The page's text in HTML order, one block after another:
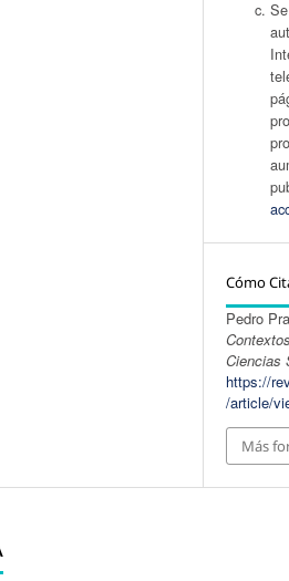
Cómo
Pedro
Ciencias
https://
/article/
Más